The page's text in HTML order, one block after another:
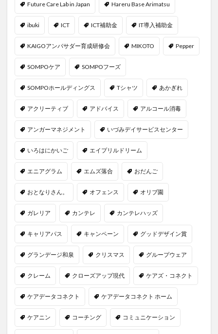
Future Care Lab in Japan Hareru Base Arimatsu
ibuki ICT ICT補助金 IT導入補助金
KAIGOアンバサダー育成研修会 MIKOTO Pepper
SOMPOケア SOMPOフーズ
SOMPOホールディングス Tシャツ あかぎれ
アクリーティブ アドバイス アルコール消毒
アンガーマネジメント いづみデイサービスセンター
いろはにかいご エイプリルドリーム
エニアグラム エムズ落合 おだんご
おとなりさん。 オフェンス オリブ園
ガレリア カンテレ カンテレハッズ
キャリアパス キャンペーン グッドデザイン賞
グランデージ和泉 クリスマス グループウェア
クレーム クローズアップ現代 ケアズ・コネクト
ケアデータコネクト ケアデータコネクト ホーム
ケアニン コーチング コミュニケーション
いろはにかいご
エイプリルドリーム
エニアグラム
エムズ落合
おだんご スッキリ
スマート介護
介護
らるご桜木
プレスリリース
ヘアスタイル
ポケモン
マスキングテープ
マスク
マニュアル
ミディアム
ミヤビー宮の森
やさしい手
ゆめのたね
ゆめのため
リーダーシップ
プラススマイル
リンレイテープ
レクリエーション
レセプト請求
ロングヘアー
一般社団法人全国介護支援協会
上着
予防
事業運営 人事考課
人事評価
人員配置基準
人材採用
プラナス株式会社
フォーユー
セミナー
タイムカード
タオル
ダレタメすぎと
タレントマネジメント
チーム
チームビルディング
チームを育む
チーム力
チアケアズ
ちぎっ手アート
ちぎり絵
ファクタリング
ドラえもん
ナノファイバー
ナノファイバーマスク
ニコカレ
パーカー
ハビットトラッカー
パラマウントベッド
ハレルベースアリマツ
パンツ
ハンドクリーム